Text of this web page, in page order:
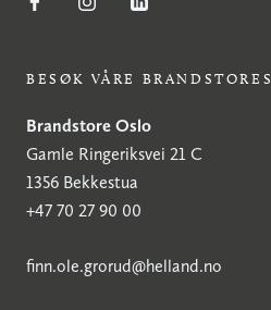
BESØK VÅRE BRANDSTORES
Brandstore Oslo
Gamle Ringeriksvei 21 C
1356 Bekkestua
+47 70 27 90 00
finn.ole.grorud@helland.no